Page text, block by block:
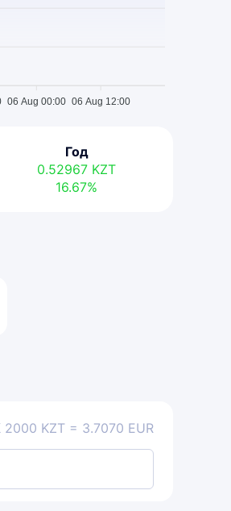
06 Aug 00:00 06 Aug 12:00
Год
0.52967 KZT
16.67%
KZT = 3.7070 EUR